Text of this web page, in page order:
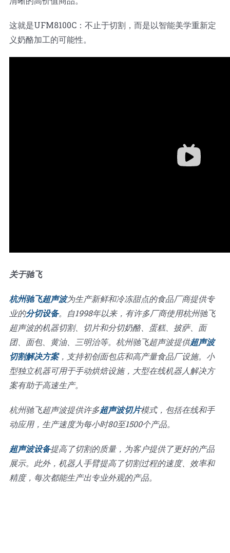
这就是UFM8100C：不止于切割，而是以智能美学重新定
义奶酪加工的可能性。
关于驰飞
杭州驰飞超声波为生产新鲜和冷冻甜点的食品厂商提供专
业的分切设备。自1998年以来，有许多厂商使用杭州驰飞
超声波的机器切割、切片和分切奶酪、蛋糕、披萨、面
团、面包、黄油、三明治等。杭州驰飞超声波提供超声波
切割解决方案，支持初创面包店和高产量食品厂设施。小
型独立机器可用于手动烘焙设施，大型在线机器人解决方
案有助于高速生产。
杭州驰飞超声波提供许多超声波切片模式，包括在线和手
动应用，生产速度为每小时80至1500个产品。
超声波设备提高了切割的质量，为客户提供了更好的产品
展示。此外，机器人手臂提高了切割过程的速度、效率和
精度，每次都能生产出专业外观的产品。